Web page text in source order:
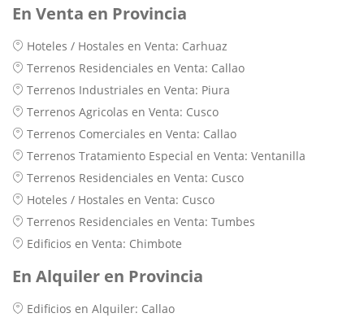
En Venta en Provincia
Hoteles / Hostales en Venta: Carhuaz
Terrenos Residenciales en Venta: Callao
Terrenos Industriales en Venta: Piura
Terrenos Agricolas en Venta: Cusco
Terrenos Comerciales en Venta: Callao
Terrenos Tratamiento Especial en Venta: Ventanilla
Terrenos Residenciales en Venta: Cusco
Hoteles / Hostales en Venta: Cusco
Terrenos Residenciales en Venta: Tumbes
Edificios en Venta: Chimbote
En Alquiler en Provincia
Edificios en Alquiler: Callao